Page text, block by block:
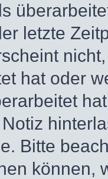
letzte
hat oder
Bitte
können,